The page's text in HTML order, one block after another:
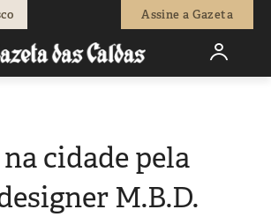
Assine a Gazeta
cidade pela
M.B.D.